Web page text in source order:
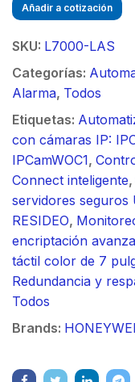
Añadir a cotización
SKU: L7000-LAS
Categorías:
Alarma, Todos
Etiquetas:
con cámaras IP:
IPCamWOC1,
Connect inteligente,
servidores seguros
RESIDEO,
encriptación
táctil color de 7
Redundancia y
Todos
Brands: